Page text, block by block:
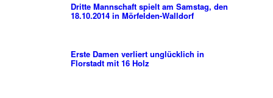
Dritte Mannschaft spielt am Samstag, den
18.10.2014 in Mörfelden-Walldorf
Erste Damen verliert unglücklich in
Florstadt mit 16 Holz